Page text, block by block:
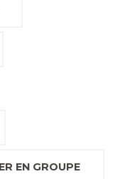
EN GROUPE